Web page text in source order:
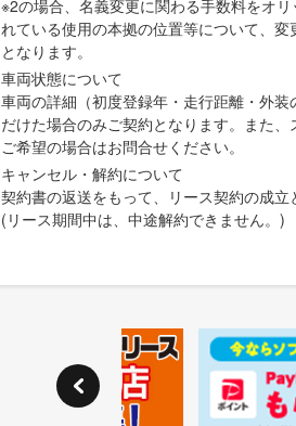
※2の場合、名義変更に関わる手数料をオ
れている使用の本拠の位置等について、
となります。
車両状態について
車両の詳細（初度登録年・走行距離・外
だけた場合のみご契約となります。また
ご希望の場合はお問合せください。
キャンセル・解約について
契約書の返送をもって、リース契約の成立
(リース期間中は、中途解約できません。)